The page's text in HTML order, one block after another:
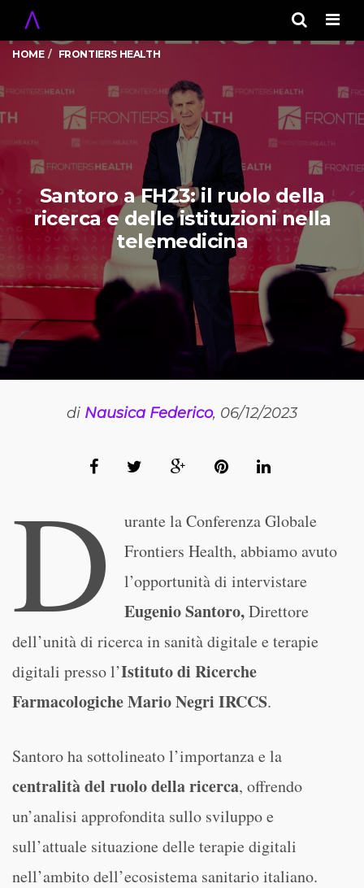
HOME FRONTIERS HEALTH
Santoro a FH23: il ruolo della
ricerca e delle istituzioni nella
telemedicina
di Nausica Federico, 06/12/2023
D
urante la Conferenza Globale
Frontiers Health, abbiamo avuto
l’opportunità di intervistare
Eugenio Santoro,Direttore
dell’unità di ricerca in sanità digitale e terapie
digitali presso l’Istituto di Ricerche
Farmacologiche Mario Negri IRCCS.
Santoro ha sottolineato l’importanza e la
centralità del ruolo della ricerca, offrendo
un’analisi approfondita sullo sviluppo e
sull’attuale situazione delle terapie digitali
nell’ambito dell’ecosistema sanitario italiano.